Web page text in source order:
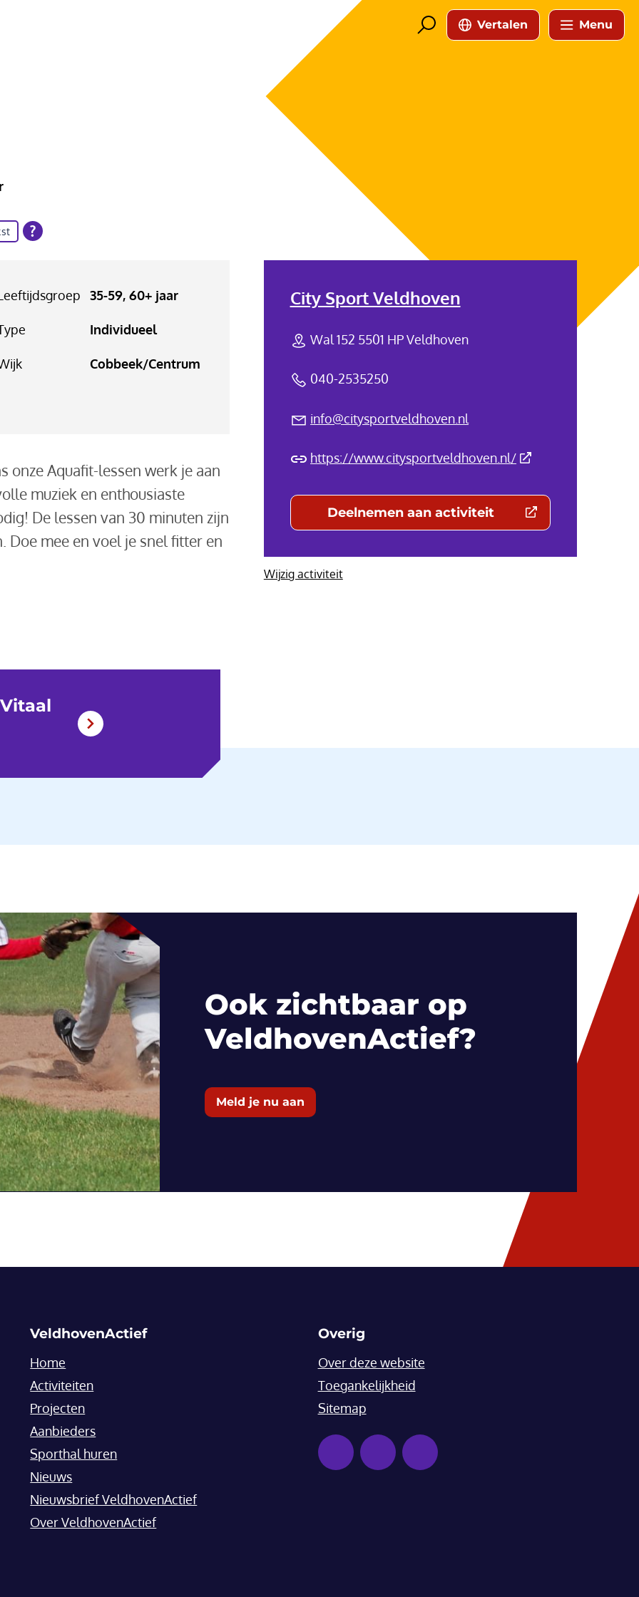
Vertalen Menu
35-59, 60+ jaar
Individueel
Cobbeek/Centrum
onze Aquafit-lessen werk je aan
muziek en enthousiaste
De lessen van 30 minuten zijn
Doe mee en voel je snel fitter en
City Sport Veldhoven
Wal 152 5501 HP Veldhoven
040-2535250
info@citysportveldhoven.nl
https://www.citysportveldhoven.nl/(Deze link gaat naar
Deelnemen aan activiteit
(Deze link gaat naar een externe
Wijzig activiteit
Ook zichtbaar op
VeldhovenActief?
Meld je nu aan
VeldhovenActief
Home
Activiteiten
Projecten
Aanbieders
Sporthal huren
Nieuws
Nieuwsbrief VeldhovenActief
Over VeldhovenActief
Overig
Over deze website
Toegankelijkheid
Sitemap